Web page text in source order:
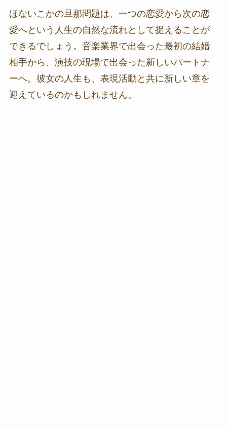
ほないこかの旦那問題は、一つの恋愛から次の恋
愛へという人生の自然な流れとして捉えることが
できるでしょう。音楽業界で出会った最初の結婚
相手から、演技の現場で出会った新しいパートナ
ーへ。彼女の人生も、表現活動と共に新しい章を
迎えているのかもしれません。